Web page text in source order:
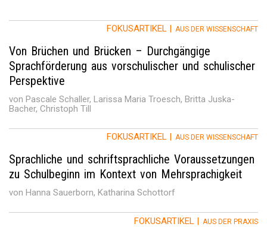
FOKUSARTIKEL | AUS DER WISSENSCHAFT
Von Brüchen und Brücken – Durchgängige
Sprachförderung aus vorschulischer und schulischer
Perspektive
von Pascale Schaller, Larissa Maria Troesch, Britta Juska-
Bacher, Christoph Till
FOKUSARTIKEL | AUS DER WISSENSCHAFT
Sprachliche und schriftsprachliche Voraussetzungen
zu Schulbeginn im Kontext von Mehrsprachigkeit
von Hanna Sauerborn, Katharina Schottorf
FOKUSARTIKEL | AUS DER PRAXIS